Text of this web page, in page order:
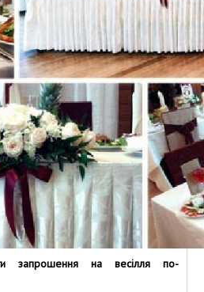
запрошення на весілля по-